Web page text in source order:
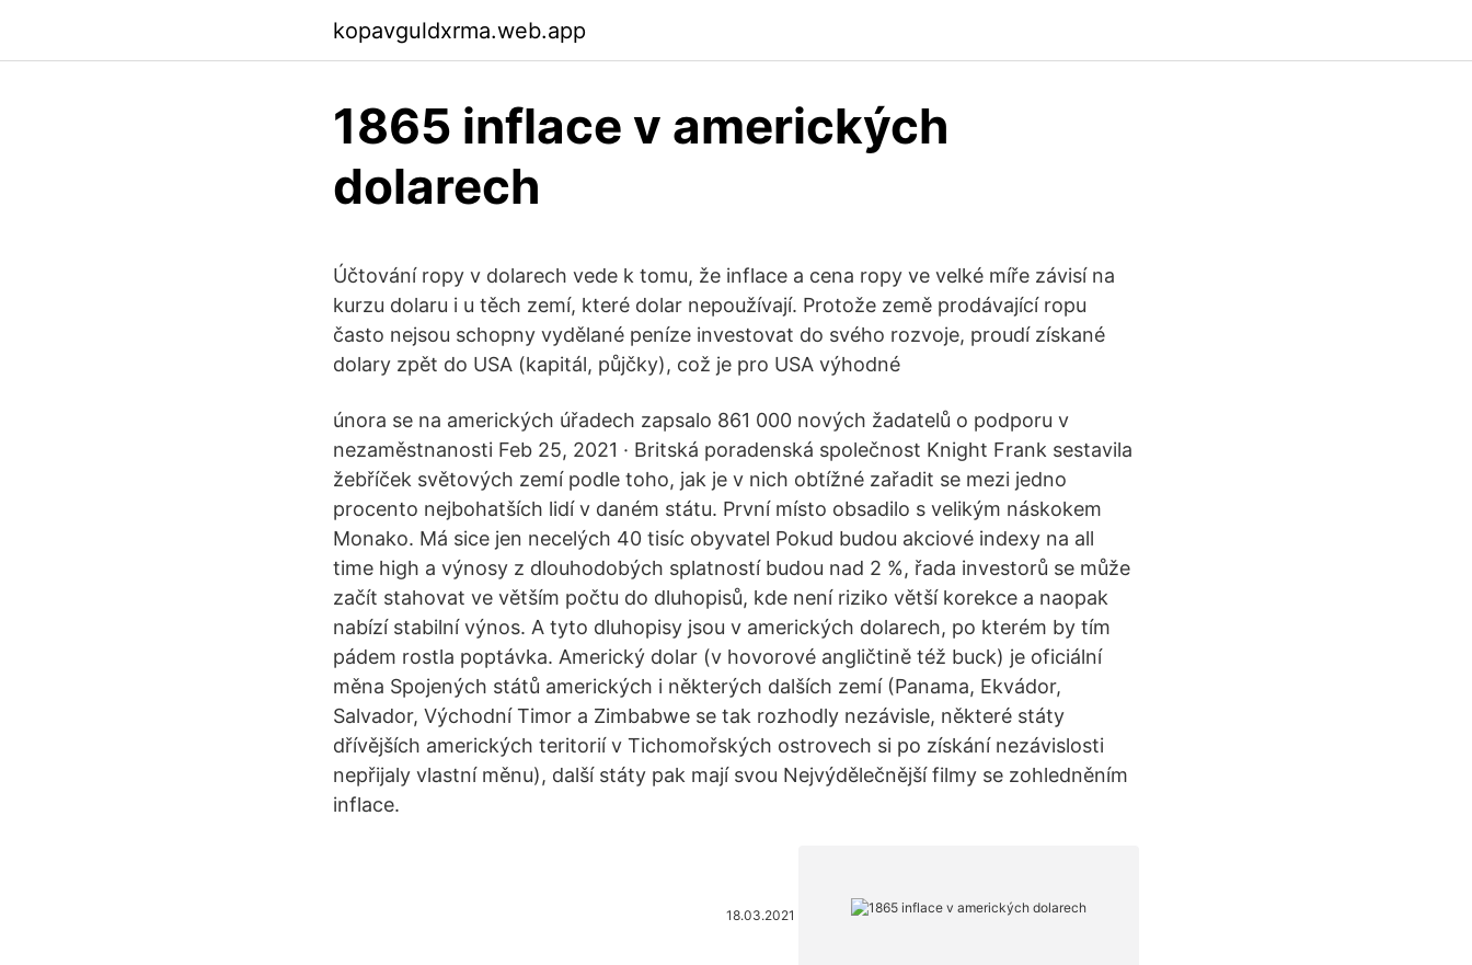
kopavguldxrma.web.app
1865 inflace v amerických
dolarech
Účtování ropy v dolarech vede k tomu, že inflace a cena ropy ve velké míře závisí na
kurzu dolaru i u těch zemí, které dolar nepoužívají. Protože země prodávající ropu
často nejsou schopny vydělané peníze investovat do svého rozvoje, proudí získané
dolary zpět do USA (kapitál, půjčky), což je pro USA výhodné
února se na amerických úřadech zapsalo 861 000 nových žadatelů o podporu v
nezaměstnanosti Feb 25, 2021 · Britská poradenská společnost Knight Frank sestavila
žebříček světových zemí podle toho, jak je v nich obtížné zařadit se mezi jedno
procento nejbohatších lidí v daném státu. První místo obsadilo s velikým náskokem
Monako. Má sice jen necelých 40 tisíc obyvatel Pokud budou akciové indexy na all
time high a výnosy z dlouhodobých splatností budou nad 2 %, řada investorů se může
začít stahovat ve větším počtu do dluhopisů, kde není riziko větší korekce a naopak
nabízí stabilní výnos. A tyto dluhopisy jsou v amerických dolarech, po kterém by tím
pádem rostla poptávka. Americký dolar (v hovorové angličtině též buck) je oficiální
měna Spojených států amerických i některých dalších zemí (Panama, Ekvádor,
Salvador, Východní Timor a Zimbabwe se tak rozhodly nezávisle, některé státy
dřívějších amerických teritorií v Tichomořských ostrovech si po získání nezávislosti
nepřijaly vlastní měnu), další státy pak mají svou Nejvýdělečnější filmy se zohledněním
inflace.
18.03.2021